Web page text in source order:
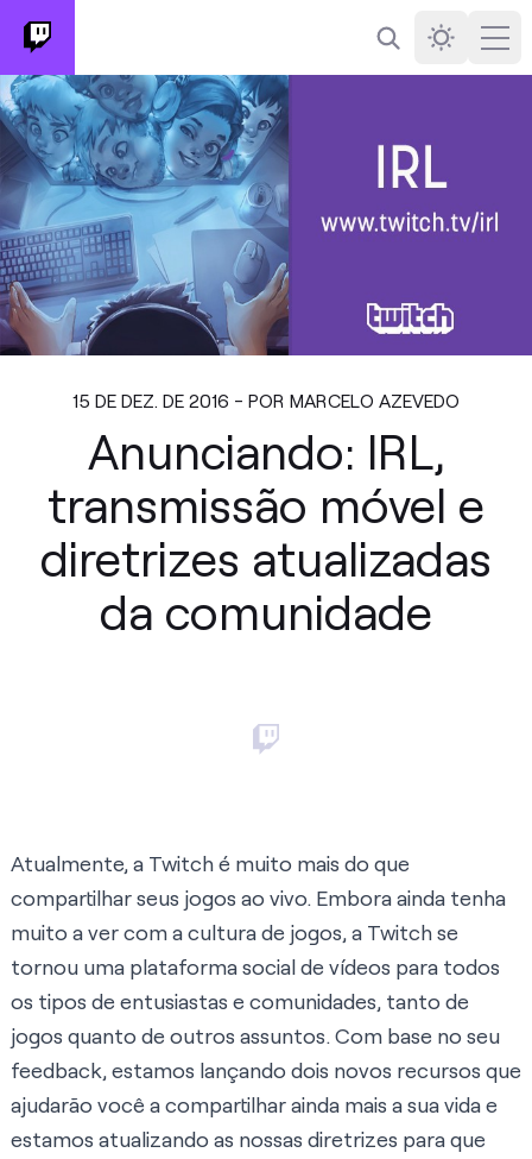
Busca
Darkmode
15 DE DEZ. DE 2016 - POR MARCELO AZEVEDO
Anunciando: IRL,
transmissão móvel e
diretrizes atualizadas
da comunidade
Atualmente, a Twitch é muito mais do que
compartilhar seus jogos ao vivo. Embora ainda tenha
muito a ver com a cultura de jogos, a Twitch se
tornou uma plataforma social de vídeos para todos
os tipos de entusiastas e comunidades, tanto de
jogos quanto de outros assuntos. Com base no seu
feedback, estamos lançando dois novos recursos que
ajudarão você a compartilhar ainda mais a sua vida e
estamos atualizando as nossas diretrizes para que